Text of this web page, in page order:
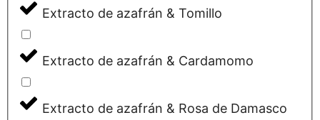
Extracto de azafrán & Tomillo
Extracto de azafrán & Cardamomo
Extracto de azafrán & Rosa de Damasco